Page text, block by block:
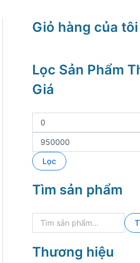
Giỏ hàng của tôi
Lọc Sản Phẩm
Giá
ố
i
h
u
á
t
i
đ
Lọc
Tìm sản phẩm
k
Thương hiệu